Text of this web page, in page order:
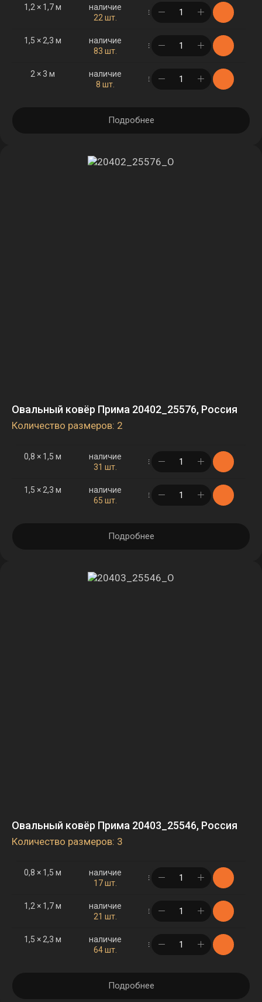
1,2 × 1,7 м
наличие
22 шт.
в корзине
1,5 × 2,3 м
наличие
83 шт.
в корзине
2 × 3 м
наличие
8 шт.
в корзине
Подробнее
Овальный ковёр Прима 20402_25576, Россия
Количество размеров: 2
0,8 × 1,5 м
наличие
31 шт.
в корзине
1,5 × 2,3 м
наличие
65 шт.
в корзине
Подробнее
Овальный ковёр Прима 20403_25546, Россия
Количество размеров: 3
0,8 × 1,5 м
наличие
17 шт.
в корзине
1,2 × 1,7 м
наличие
21 шт.
в корзине
1,5 × 2,3 м
наличие
64 шт.
в корзине
Подробнее